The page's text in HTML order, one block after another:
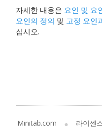
자세한 내용은 요인 및 요
요인의 정의 및 고정 요인
십시오.
Minitab.com 라이센